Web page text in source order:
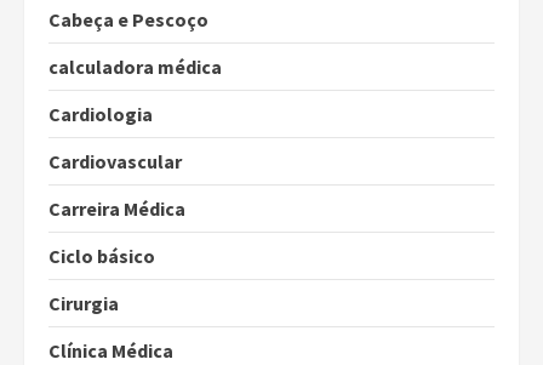
Cabeça e Pescoço
calculadora médica
Cardiologia
Cardiovascular
Carreira Médica
Ciclo básico
Cirurgia
Clínica Médica